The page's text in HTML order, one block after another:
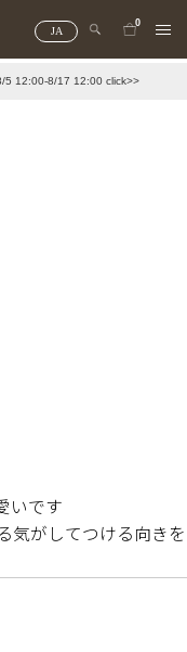
JA
0
5 12:00-8/17 12:00 click>>
いです
気がしてつける向きを